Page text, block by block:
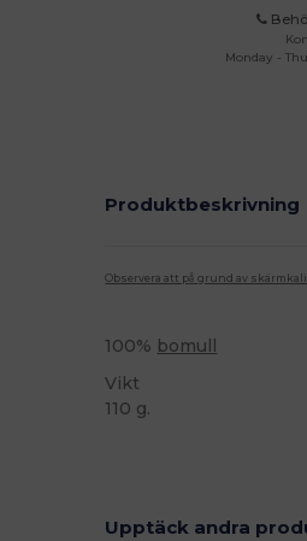
Monday -
Produktbeskrivning
Observera att på grund av
100% bomull
Vikt
110 g.
Upptäck andra
Anpassa